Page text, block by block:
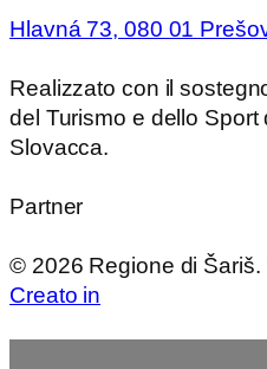
Hlavná 73, 080 01
Realizzato con il
del Turismo e dello
Slovacca.
Partner
© 2026 Regione di Šariš.
Creato in